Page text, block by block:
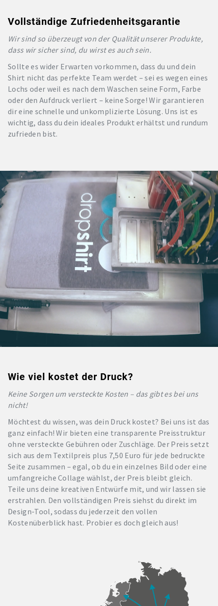
Vollständige Zufriedenheitsgarantie
Wir sind so überzeugt von der Qualität unserer Produkte,
dass wir sicher sind, du wirst es auch sein.
Sollte es wider Erwarten vorkommen, dass du und dein
Shirt nicht das perfekte Team werdet – sei es wegen eines
Lochs oder weil es nach dem Waschen seine Form, Farbe
oder den Aufdruck verliert – keine Sorge! Wir garantieren
dir eine schnelle und unkomplizierte Lösung. Uns ist es
wichtig, dass du dein ideales Produkt erhältst und rundum
zufrieden bist.
Wie viel kostet der Druck?
Keine Sorgen um versteckte Kosten – das gibt es bei uns
nicht!
Möchtest du wissen, was dein Druck kostet? Bei uns ist das
ganz einfach! Wir bieten eine transparente Preisstruktur
ohne versteckte Gebühren oder Zuschläge. Der Preis setzt
sich aus dem Textilpreis plus 7,50 Euro für jede bedruckte
Seite zusammen – egal, ob du ein einzelnes Bild oder eine
umfangreiche Collage wählst, der Preis bleibt gleich.
Teile uns deine kreativen Entwürfe mit, und wir lassen sie
erstrahlen. Den vollständigen Preis siehst du direkt im
Design-Tool, sodass du jederzeit den vollen
Kostenüberblick hast. Probier es doch gleich aus!